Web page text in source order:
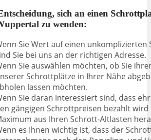
sich an einen
zu wenden:
Sie Wert auf einen unkomplizierten
Sie bei uns an der richtigen Adresse.
Sie auswählen möchten, ob Sie
Schrottplätze in Ihrer Nähe
lassen möchten.
Sie daran interessiert sind, dass
gängigen Schrottpreisen bezahlt wird
aus Ihren Schrott-Altlasten
es Ihnen wichtig ist, dass der